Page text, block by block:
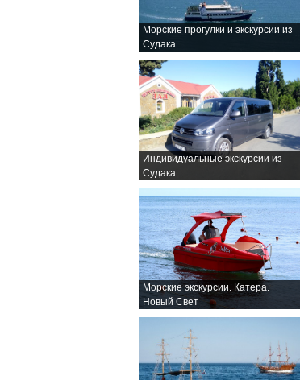
Морские прогулки и экскурсии из
Судака
Индивидуальные экскурсии из
Судака
Морские экскурсии. Катера.
Новый Свет